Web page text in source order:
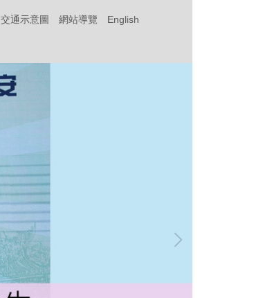
交通示意圖 網站導覽 English